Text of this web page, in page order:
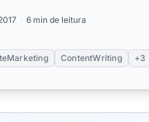
6 min de leitura
ContentWriting +3